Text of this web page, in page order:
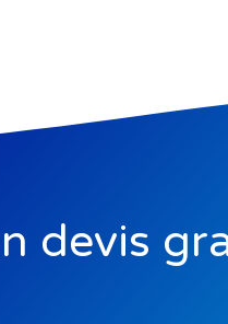
devis